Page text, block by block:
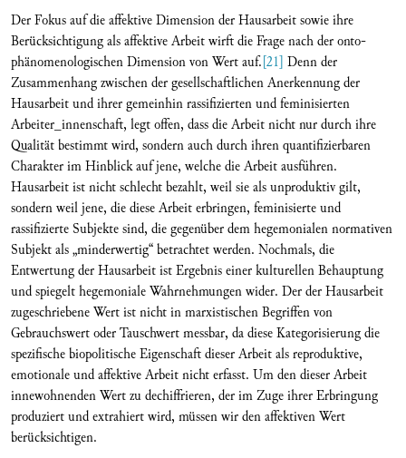
Der Fokus auf die affektive Dimension der Hausarbeit sowie ihre
Berücksichtigung als affektive Arbeit wirft die Frage nach der onto-
phänomenologischen Dimension von Wert auf.[21] Denn der
Zusammenhang zwischen der gesellschaftlichen Anerkennung der
Hausarbeit und ihrer gemeinhin rassifizierten und feminisierten
Arbeiter_innenschaft, legt offen, dass die Arbeit nicht nur durch ihre
Qualität bestimmt wird, sondern auch durch ihren quantifizierbaren
Charakter im Hinblick auf jene, welche die Arbeit ausführen.
Hausarbeit ist nicht schlecht bezahlt, weil sie als unproduktiv gilt,
sondern weil jene, die diese Arbeit erbringen, feminisierte und
rassifizierte Subjekte sind, die gegenüber dem hegemonialen normativen
Subjekt als „minderwertig“ betrachtet werden. Nochmals, die
Entwertung der Hausarbeit ist Ergebnis einer kulturellen Behauptung
und spiegelt hegemoniale Wahrnehmungen wider. Der der Hausarbeit
zugeschriebene Wert ist nicht in marxistischen Begriffen von
Gebrauchswert oder Tauschwert messbar, da diese Kategorisierung die
spezifische biopolitische Eigenschaft dieser Arbeit als reproduktive,
emotionale und affektive Arbeit nicht erfasst. Um den dieser Arbeit
innewohnenden Wert zu dechiffrieren, der im Zuge ihrer Erbringung
produziert und extrahiert wird, müssen wir den affektiven Wert
berücksichtigen.